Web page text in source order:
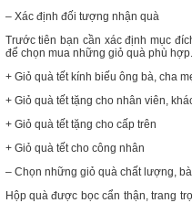
– Xác định đối tượng nhận quà
Trước tiên bạn cần xác định mục
để chọn mua những giỏ quà phù hợp.
+ Giỏ quà tết kính biếu ông bà, cha
+ Giỏ quà tết tặng cho nhân viên,
+ Giỏ quà tết tặng cho cấp trên
+ Giỏ quà tết cho công nhân
– Chọn những giỏ quà chất lượng,
Hộp quà được bọc cẩn thận, trang